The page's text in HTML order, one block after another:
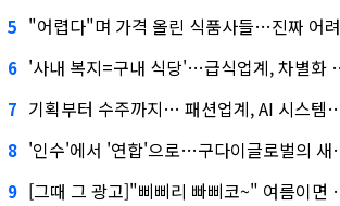
5 "어렵다"며 가격 올린 식품사들…진짜 어려운 거 맞아?
6 '사내 복지=구내 식당'…급식업계, 차별화 경쟁 본격화
7 기획부터 수주까지… 패션업계, AI 시스템화 박차
8 '인수'에서 '연합'으로…구다이글로벌의 새로운 투자법
9 [그때 그 광고]"삐삐리 빠삐코~" 여름이면 생각나는 그 노래